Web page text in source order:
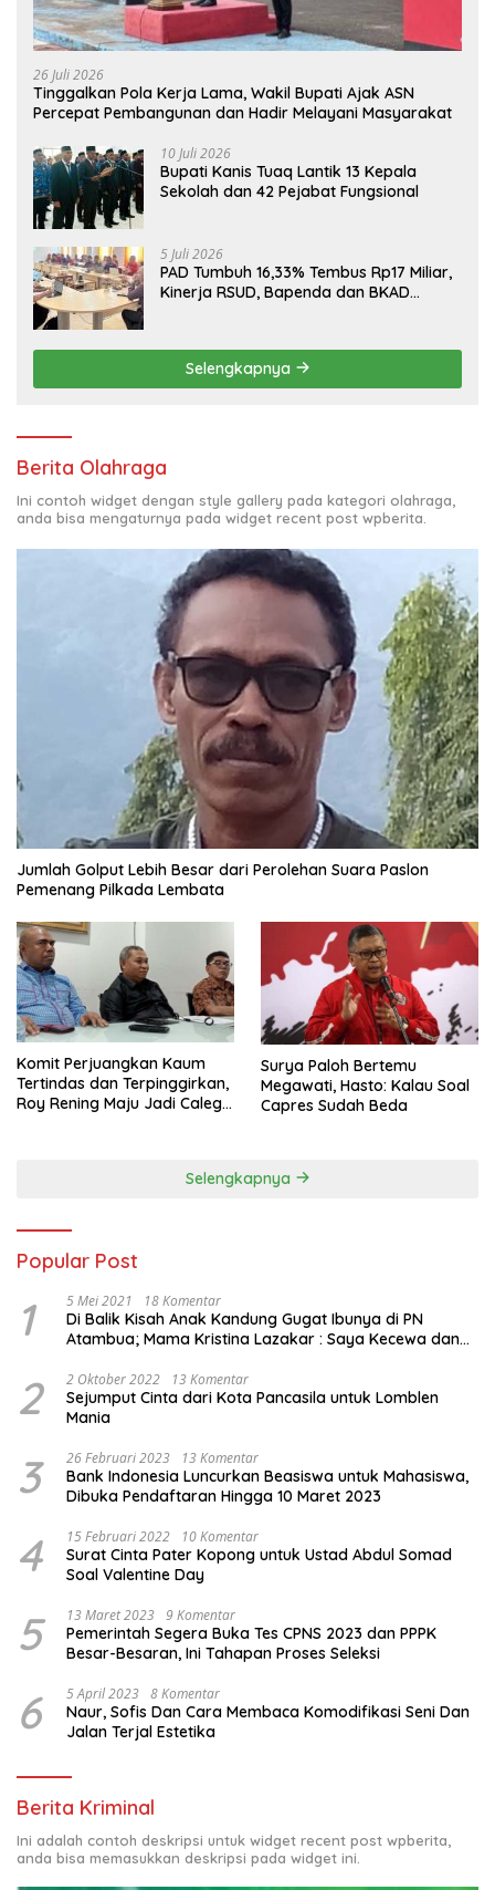
26 Juli 2026
Tinggalkan Pola Kerja Lama, Wakil Bupati Ajak ASN
Percepat Pembangunan dan Hadir Melayani Masyarakat
10 Juli 2026
Bupati Kanis Tuaq Lantik 13 Kepala
Sekolah dan 42 Pejabat Fungsional
5 Juli 2026
PAD Tumbuh 16,33% Tembus Rp17 Miliar,
Kinerja RSUD, Bapenda dan BKAD
Selengkapnya
Berita Olahraga
Ini contoh widget dengan style gallery pada kategori olahraga,
anda bisa mengaturnya pada widget recent post wpberita.
Jumlah Golput Lebih Besar dari Perolehan Suara Paslon
Pemenang Pilkada Lembata
Komit Perjuangkan Kaum
Tertindas dan Terpinggirkan,
Roy Rening Maju Jadi Caleg
Surya Paloh Bertemu
Megawati, Hasto: Kalau Soal
Capres Sudah Beda
Selengkapnya
Popular Post
1 5 Mei 2021 18 Komentar
Di Balik Kisah Anak Kandung Gugat Ibunya di PN
Atambua; Mama Kristina Lazakar : Saya Kecewa dan
2 2 Oktober 2022 13 Komentar
Sejumput Cinta dari Kota Pancasila untuk Lomblen
Mania
3 26 Februari 2023 13 Komentar
Bank Indonesia Luncurkan Beasiswa untuk Mahasiswa,
Dibuka Pendaftaran Hingga 10 Maret 2023
4 15 Februari 2022 10 Komentar
Surat Cinta Pater Kopong untuk Ustad Abdul Somad
Soal Valentine Day
5 13 Maret 2023 9 Komentar
Pemerintah Segera Buka Tes CPNS 2023 dan PPPK
Besar-Besaran, Ini Tahapan Proses Seleksi
6 5 April 2023 8 Komentar
Naur, Sofis Dan Cara Membaca Komodifikasi Seni Dan
Jalan Terjal Estetika
Berita Kriminal
Ini adalah contoh deskripsi untuk widget recent post wpberita,
anda bisa memasukkan deskripsi pada widget ini.